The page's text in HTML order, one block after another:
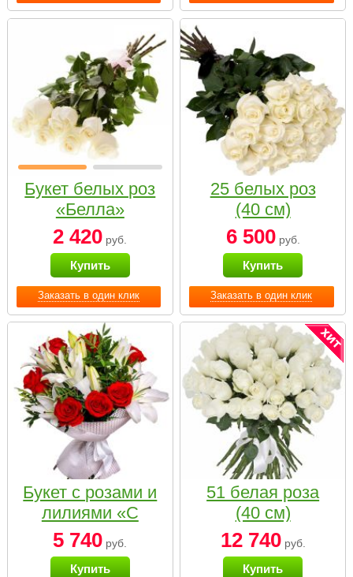
Заказать в один клик
Букет белых роз
«Белла»
2 420 руб.
Купить
Заказать в один клик
25 белых роз
(40 см)
6 500руб.
Купить
Букет с розами и
лилиями «С
наилучшими
пожеланиями»
5 740 руб.
Купить
51 белая роза
(40 см)
12 740руб.
Купить